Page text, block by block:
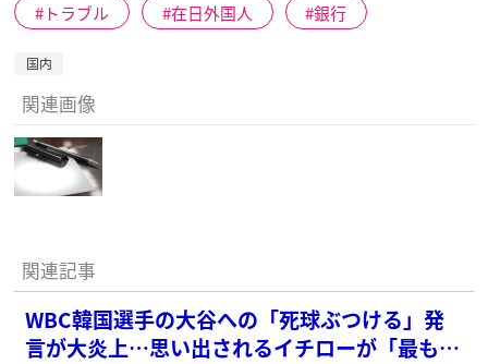
トラブル 在日外国人 銀行
国内
関連画像
関連記事
WBC韓国選手の大谷への「死球ぶつける」発
言が大炎上…思い出されるイチローが「最も屈